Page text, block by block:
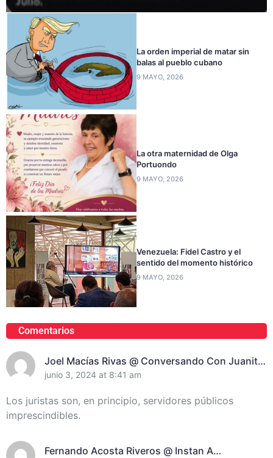
La orden imperial de matar sin
balas al pueblo cubano
9 MAYO, 2026
La otra maternidad de Olga
Portuondo
9 MAYO, 2026
Venezuela: Fidel Castro y el
sentido del momento histórico
9 MAYO, 2026
Comentarios
Joel Macías Rivas @ Conversando Con Juanita
Randich, Presidenta De La Unión De Juristas En
junio 3, 2024 at 8:41 am
Los juristas son, en principio, servidores públicos
imprescindibles.
Fernando Acosta Riveros @ Instan A